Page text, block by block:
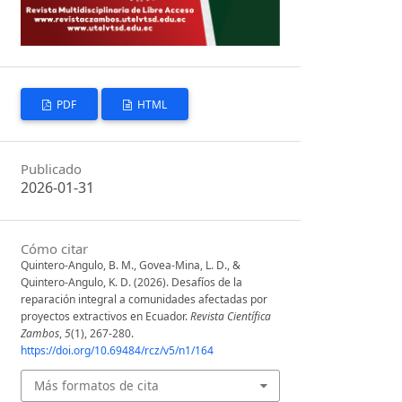
PDF HTML
Publicado
2026-01-31
Cómo citar
Quintero-Angulo, B. M., Govea-Mina, L. D., &
Quintero-Angulo, K. D. (2026). ⁠Desafíos de la
reparación integral a comunidades afectadas por
proyectos extractivos en Ecuador.Revista Científica
Zambos,5(1), 267-280.
https://doi.org/10.69484/rcz/v5/n1/164
Más formatos de cita